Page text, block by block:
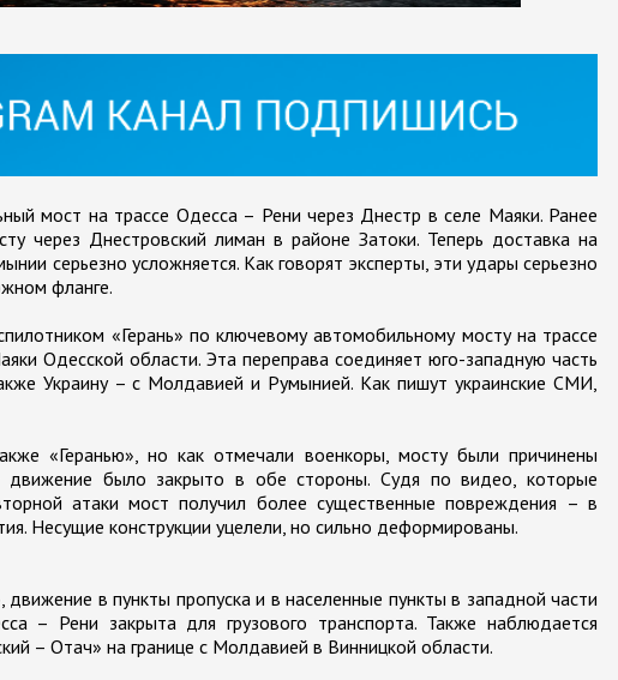
мост на трассе Одесса – Рени через Днестр в селе Маяки. Ранее
через Днестровский лиман в районе Затоки. Теперь доставка на
серьезно усложняется. Как говорят эксперты, эти удары серьезно
фланге.
«Герань» по ключевому автомобильному мосту на трассе
Одесской области. Эта переправа соединяет юго-западную часть
Украину – с Молдавией и Румынией. Как пишут украинские СМИ,
«Геранью», но как отмечали военкоры, мосту были причинены
движение было закрыто в обе стороны. Судя по видео, которые
атаки мост получил более существенные повреждения – в
Несущие конструкции уцелели, но сильно деформированы.
в пункты пропуска и в населенные пункты в западной части
– Рени закрыта для грузового транспорта. Также наблюдается
– Отач» на границе с Молдавией в Винницкой области.